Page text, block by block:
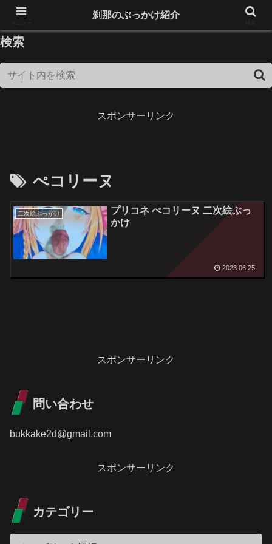
18歳未満は閲覧できません！
検索
スポンサーリンク
ぺコリーヌ
二次絵ぶっかけ
プリコネ ぺコリーヌ 二次絵ぶっ
かけ
2023.06.25
スポンサーリンク
問い合わせ
bukkake2d@gmail.com
スポンサーリンク
カテゴリー
刹那のぶっかけ紹介